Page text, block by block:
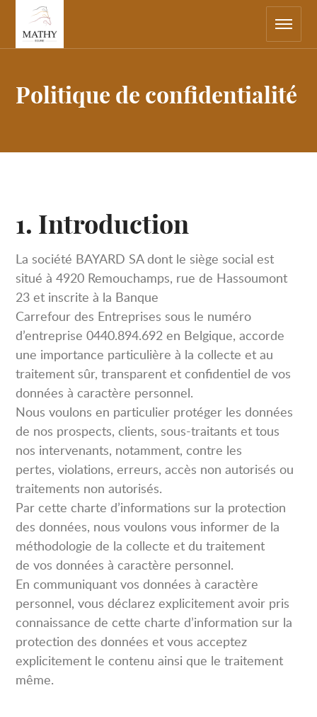
Politique de confidentialité
Navigation
principale
Retourner
la
page
d'accueil
1. Introduction
La société BAYARD SA dont le siège social est
situé à 4920 Remouchamps, rue de Hassoumont
23 et inscrite à la Banque
Carrefour des Entreprises sous le numéro
d’entreprise 0440.894.692 en Belgique, accorde
une importance particulière à la collecte et au
traitement sûr, transparent et confidentiel de vos
données à caractère personnel.
Nous voulons en particulier protéger les données
de nos prospects, clients, sous-traitants et tous
nos intervenants, notamment, contre les
pertes, violations, erreurs, accès non autorisés ou
traitements non autorisés.
Par cette charte d’informations sur la protection
des données, nous voulons vous informer de la
méthodologie de la collecte et du traitement
de vos données à caractère personnel.
En communiquant vos données à caractère
personnel, vous déclarez explicitement avoir pris
connaissance de cette charte d’information sur la
protection des données et vous acceptez
explicitement le contenu ainsi que le traitement
même.